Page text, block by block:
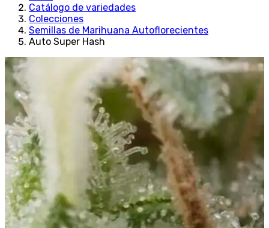
Catálogo de variedades
Colecciones
Semillas de Marihuana Autoflorecientes
Auto Super Hash